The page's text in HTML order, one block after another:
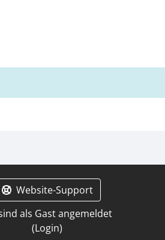
Website-Support
als Gast angemeldet
(Login)